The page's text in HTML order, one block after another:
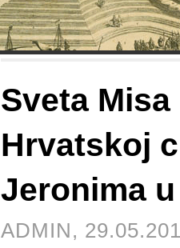
Sveta
Hrvatskoj
Jeronima
ADMIN,